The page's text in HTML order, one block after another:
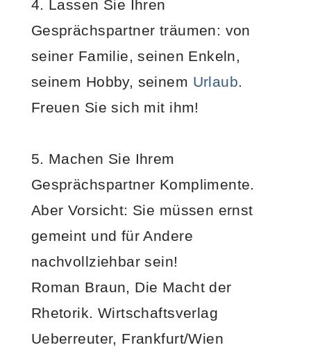
4. Lassen Sie Ihren
Gesprächspartner träumen: von
seiner Familie, seinen Enkeln,
seinem Hobby, seinem Urlaub.
Freuen Sie sich mit ihm!
5. Machen Sie Ihrem
Gesprächspartner Komplimente.
Aber Vorsicht: Sie müssen ernst
gemeint und für Andere
nachvollziehbar sein!
Roman Braun, Die Macht der
Rhetorik. Wirtschaftsverlag
Ueberreuter, Frankfurt/Wien